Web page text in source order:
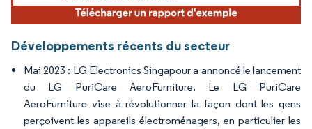
Développements récents du secteur
Mai 2023 : LG Electronics Singapour a annoncé le lancement
du LG PuriCare AeroFurniture. Le LG PuriCare
AeroFurniture vise à révolutionner la façon dont les gens
perçoivent les appareils électroménagers, en particulier les